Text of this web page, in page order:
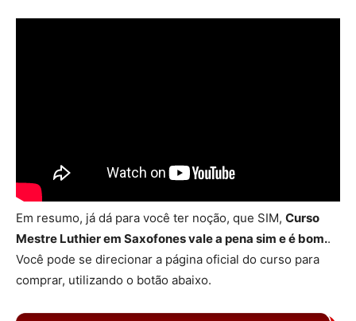
Em resumo, já dá para você ter noção, que SIM, Curso
Mestre Luthier em Saxofones vale a pena sim e é bom..
Você pode se direcionar a página oficial do curso para
comprar, utilizando o botão abaixo.